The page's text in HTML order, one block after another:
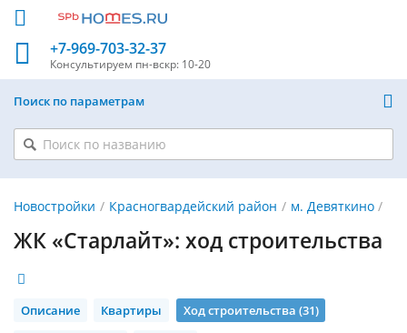
+7-969-703-32-37
Консультируем пн-вскр: 10-20
Поиск по параметрам
Новостройки Красногвардейский район м. Девяткино
ЖК «Старлайт»: ход строительства
Описание Квартиры
Ход строительства (31)